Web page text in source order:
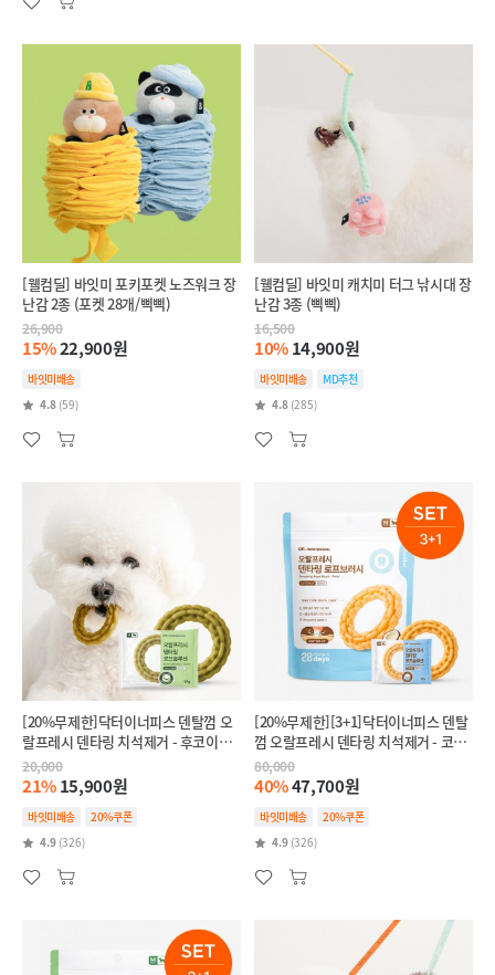
[웰컴딜] 바잇미 포키포켓 노즈워크 장
난감 2종 (포켓 28개/삑삑)
26,900
15%22,900원
바잇미배송
4.8 (59)
[웰컴딜] 바잇미 캐치미 터그 낚시대 장
난감 3종 (삑삑)
16,500
10%14,900원
바잇미배송
MD추천
4.8 (285)
[20%무제한]닥터이너피스 덴탈껌 오
랄프레시 덴타링 치석제거 - 후코이단
(인텐시브,항산화)
20,000
21%15,900원
바잇미배송
20%쿠폰
4.9 (326)
[20%무제한][3+1]닥터이너피스 덴탈
껌 오랄프레시 덴타링 치석제거 - 코코
넛(릴랙스,스트레스완화)
80,000
40%47,700원
바잇미배송
20%쿠폰
4.9 (326)